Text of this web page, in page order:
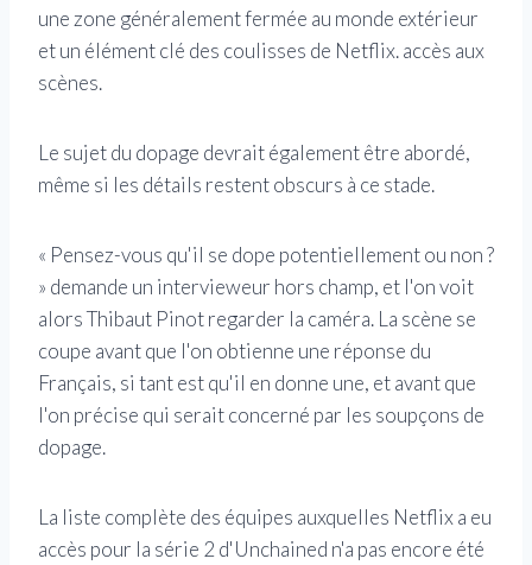
une zone généralement fermée au monde extérieur
et un élément clé des coulisses de Netflix. accès aux
scènes.
Le sujet du dopage devrait également être abordé,
même si les détails restent obscurs à ce stade.
« Pensez-vous qu'il se dope potentiellement ou non ?
» demande un intervieweur hors champ, et l'on voit
alors Thibaut Pinot regarder la caméra. La scène se
coupe avant que l'on obtienne une réponse du
Français, si tant est qu'il en donne une, et avant que
l'on précise qui serait concerné par les soupçons de
dopage.
La liste complète des équipes auxquelles Netflix a eu
accès pour la série 2 d'Unchained n'a pas encore été